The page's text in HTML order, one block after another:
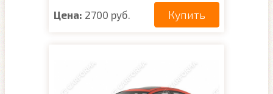
Цена: 2700 руб. Купить